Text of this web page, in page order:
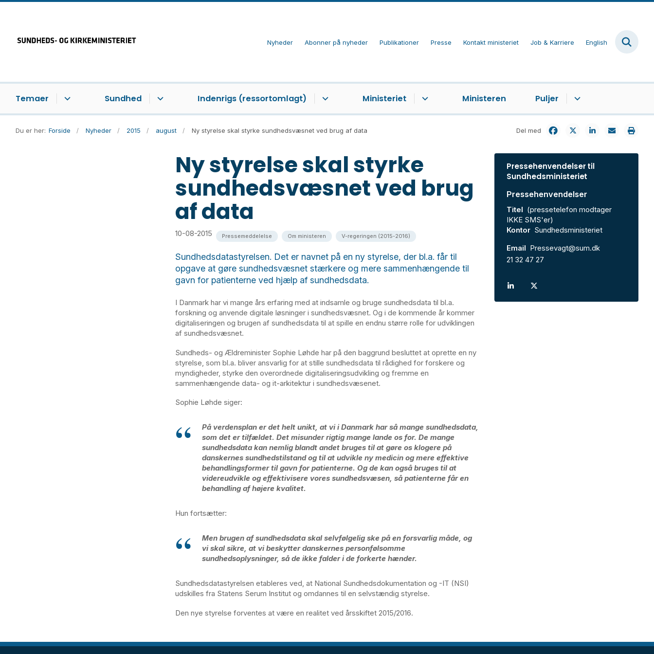
Nyheder Abonner på nyheder Publikationer Presse Kontakt ministeriet Job & Karriere English
Temaer Sundhed Indenrigs (ressortomlagt) Ministeriet Ministeren Puljer
Du er her: Forside Nyheder 2015 august Ny styrelse skal styrke sundhedsvæsnet ved brug af data Del med
Ny styrelse skal styrke
sundhedsvæsnet ved brug
af data
10-08-2015 Pressemeddelelse Om ministeren V-regeringen (2015-2016)
Sundhedsdatastyrelsen. Det er navnet på en ny styrelse, der bl.a. får til
opgave at gøre sundhedsvæsnet stærkere og mere sammenhængende til
gavn for patienterne ved hjælp af sundhedsdata.
I Danmark har vi mange års erfaring med at indsamle og bruge sundhedsdata til bl.a.
forskning og anvende digitale løsninger i sundhedsvæsnet. Og i de kommende år kommer
digitaliseringen og brugen af sundhedsdata til at spille en endnu større rolle for udviklingen
af sundhedsvæsnet.
Sundheds- og Ældreminister Sophie Løhde har på den baggrund besluttet at oprette en ny
styrelse, som bl.a. bliver ansvarlig for at stille sundhedsdata til rådighed for forskere og
myndigheder, styrke den overordnede digitaliseringsudvikling og fremme en
sammenhængende data- og it-arkitektur i sundhedsvæsenet.
Sophie Løhde siger:
På verdensplan er det helt unikt, at vi i Danmark har så mange sundhedsdata,
som det er tilfældet. Det misunder rigtig mange lande os for. De mange
sundhedsdata kan nemlig blandt andet bruges til at gøre os klogere på
danskernes sundhedstilstand og til at udvikle ny medicin og mere effektive
behandlingsformer til gavn for patienterne. Og de kan også bruges til at
videreudvikle og effektivisere vores sundhedsvæsen, så patienterne får en
behandling af højere kvalitet.
Hun fortsætter:
Men brugen af sundhedsdata skal selvfølgelig ske på en forsvarlig måde, og
vi skal sikre, at vi beskytter danskernes personfølsomme
sundhedsoplysninger, så de ikke falder i de forkerte hænder.
Sundhedsdatastyrelsen etableres ved, at National Sundhedsdokumentation og -IT (NSI)
udskilles fra Statens Serum Institut og omdannes til en selvstændig styrelse.
Den nye styrelse forventes at være en realitet ved årsskiftet 2015/2016.
Pressehenvendelser til
Sundhedsministeriet
Pressehenvendelser
Titel (pressetelefon modtager
IKKE SMS'er)
Kontor Sundhedsministeriet
Email Pressevagt@sum.dk
21 32 47 27